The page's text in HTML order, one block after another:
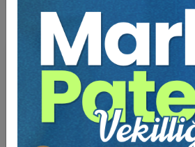
Hukuk Eğitim